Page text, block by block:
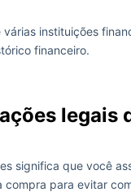
instituições
financeiro.
legais
significa que você
para evitar